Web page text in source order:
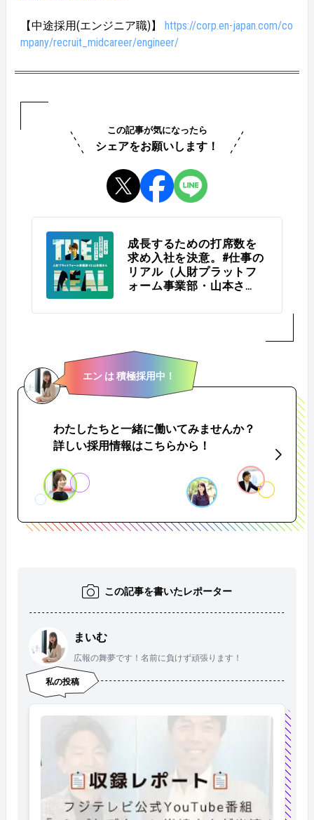
【中途採用(エンジニア職)】
https://corp.en-japan.com/co
mpany/recruit_midcareer/engineer/
この記事が気になったら
シェアをお願いします！
成長するための打席数を
求め入社を決意。#仕事の
リアル（人財プラットフ
ォーム事業部・山本さ
エン は 積極採用中！
わたしたちと一緒に働いてみませんか？
詳しい採用情報はこちらから！
この記事を書いたレポーター
まいむ
広報の舞夢です！名前に負けず頑張ります！
私の投稿